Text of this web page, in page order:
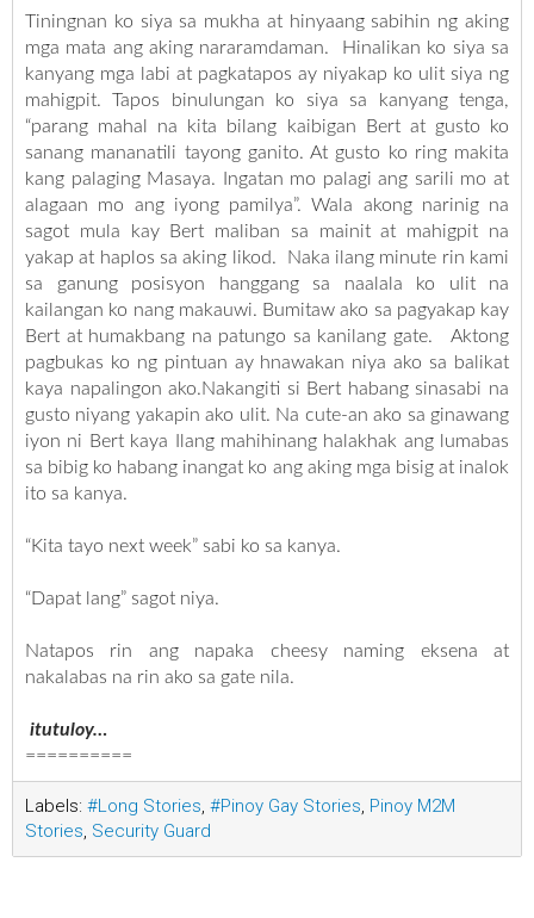
Tiningnan ko siya sa mukha at hinyaang sabihin ng aking
mga mata ang aking nararamdaman. Hinalikan ko siya sa
kanyang mga labi at pagkatapos ay niyakap ko ulit siya ng
mahigpit. Tapos binulungan ko siya sa kanyang tenga,
“parang mahal na kita bilang kaibigan Bert at gusto ko
sanang mananatili tayong ganito. At gusto ko ring makita
kang palaging Masaya. Ingatan mo palagi ang sarili mo at
alagaan mo ang iyong pamilya”. Wala akong narinig na
sagot mula kay Bert maliban sa mainit at mahigpit na
yakap at haplos sa aking likod. Naka ilang minute rin kami
sa ganung posisyon hanggang sa naalala ko ulit na
kailangan ko nang makauwi. Bumitaw ako sa pagyakap kay
Bert at humakbang na patungo sa kanilang gate. Aktong
pagbukas ko ng pintuan ay hnawakan niya ako sa balikat
kaya napalingon ako.Nakangiti si Bert habang sinasabi na
gusto niyang yakapin ako ulit. Na cute-an ako sa ginawang
iyon ni Bert kaya Ilang mahihinang halakhak ang lumabas
sa bibig ko habang inangat ko ang aking mga bisig at inalok
ito sa kanya.
“Kita tayo next week” sabi ko sa kanya.
“Dapat lang” sagot niya.
Natapos rin ang napaka cheesy naming eksena at
nakalabas na rin ako sa gate nila.
itutuloy…
==========
Labels: #Long Stories #Pinoy Gay Stories Pinoy M2M
Stories Security Guard